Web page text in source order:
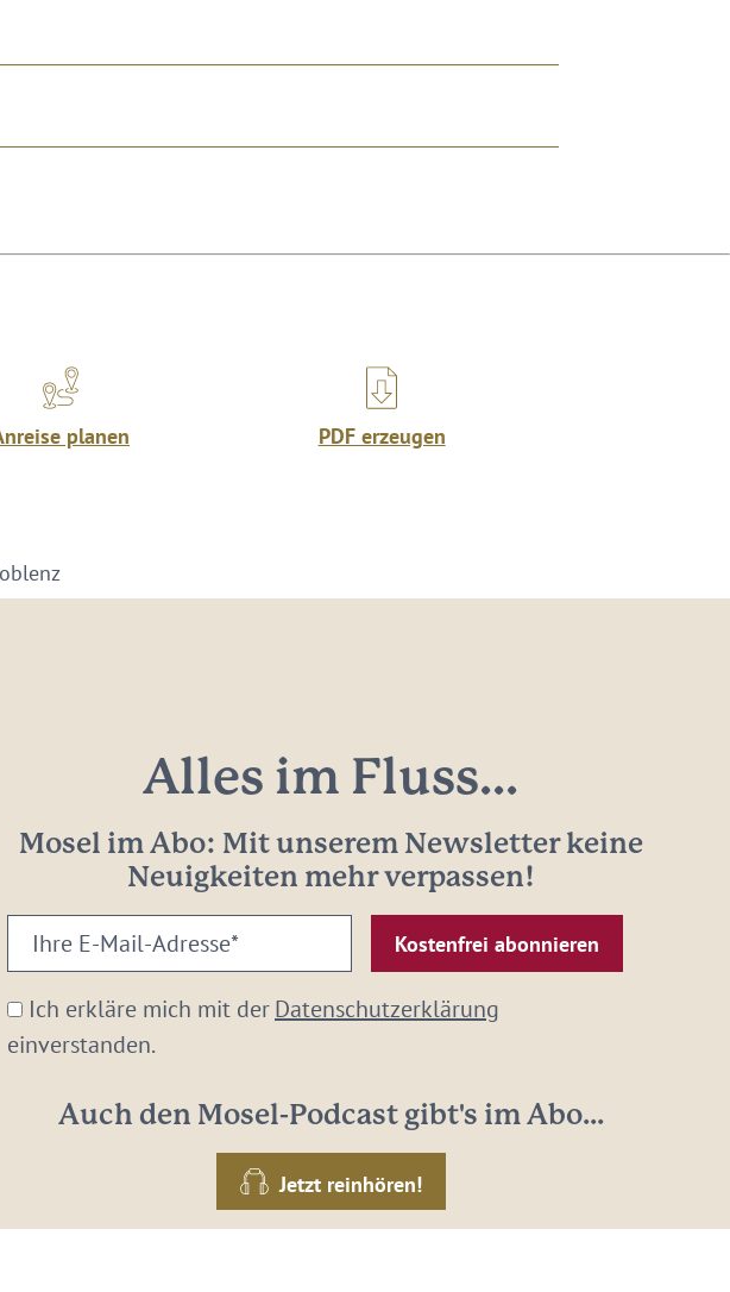
planen PDF erzeugen
Alles im Fluss...
Mosel im Abo: Mit unserem Newsletter keine
Neuigkeiten mehr verpassen!
Ihre
E-
Mail-
Adresse:
Ich erkläre mich mit derDatenschutzerklärung
einverstanden.
Auch den Mosel-Podcast gibt's im Abo...
Jetzt reinhören!